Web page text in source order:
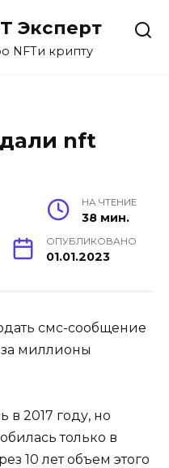
Эксперт
NFTи крипту
nft
НА ЧТЕНИЕ
38 мин.
ОПУБЛИКОВАНО
01.01.2023
смс-сообщение
миллионы
в 2017 году, но
только в
10 лет объем этого